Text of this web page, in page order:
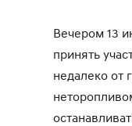
Вечером 13
принять
недалеко от